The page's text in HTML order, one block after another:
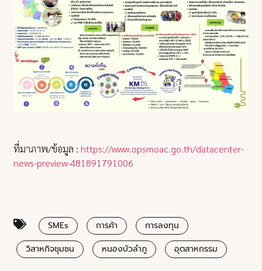
ที่มาภาพ/ข้อมูล :https://www.opsmoac.go.th/datacenter-
news-preview-481891791006
SMEs การค้า
การลงทุน
วิสาหกิจชุมชน
หนองบัวลำภู อุตสาหกรรม